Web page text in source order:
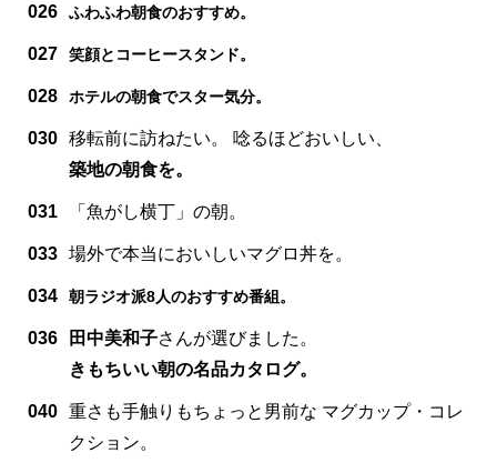
026 ふわふわ朝食のおすすめ。
027 笑顔とコーヒースタンド。
028 ホテルの朝食でスター気分。
030 移転前に訪ねたい。 唸るほどおいしい、
築地の朝食を。
031 「魚がし横丁」の朝。
033 場外で本当においしいマグロ丼を。
034 朝ラジオ派8人のおすすめ番組。
036 田中美和子さんが選びました。
きもちいい朝の名品カタログ。
040 重さも手触りもちょっと男前な マグカップ・コレ
クション。